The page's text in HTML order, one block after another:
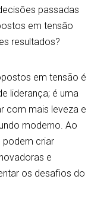
passadas
em tensão
resultados?
em tensão é
liderança; é uma
com mais leveza e
moderno. Ao
podem criar
e
os desafios do